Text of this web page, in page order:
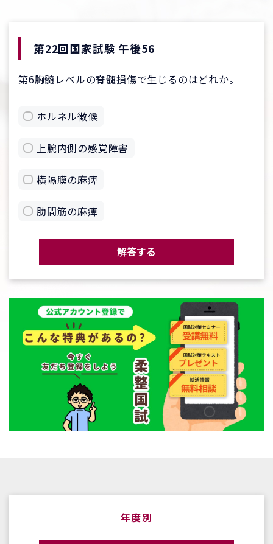
第22回国家試験 午後56
第6胸髄レベルの脊髄損傷で生じるのはどれか。
ホルネル徴候
上腕内側の感覚障害
横隔膜の麻痺
肋間筋の麻痺
解答する
年度別